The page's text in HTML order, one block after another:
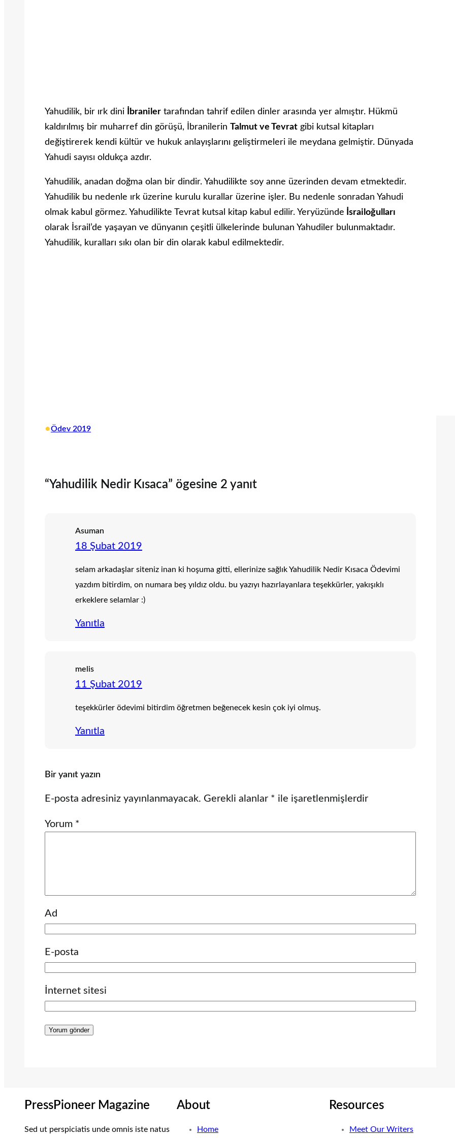
Yahudilik, bir ırk dini İbraniler tarafından tahrif edilen dinler arasında yer almıştır. Hükmü
kaldırılmış bir muharref din görüşü, İbranilerin Talmut ve Tevrat gibi kutsal kitapları
değiştirerek kendi kültür ve hukuk anlayışlarını geliştirmeleri ile meydana gelmiştir. Dünyada
Yahudi sayısı oldukça azdır.
Yahudilik, anadan doğma olan bir dindir. Yahudilikte soy anne üzerinden devam etmektedir.
Yahudilik bu nedenle ırk üzerine kurulu kurallar üzerine işler. Bu nedenle sonradan Yahudi
olmak kabul görmez. Yahudilikte Tevrat kutsal kitap kabul edilir. Yeryüzünde İsrailoğulları
olarak İsrail’de yaşayan ve dünyanın çeşitli ülkelerinde bulunan Yahudiler bulunmaktadır.
Yahudilik, kuralları sıkı olan bir din olarak kabul edilmektedir.
•Ödev 2019
“Yahudilik Nedir Kısaca” ögesine 2 yanıt
Asuman
18 Şubat 2019
selam arkadaşlar siteniz inan ki hoşuma gitti, ellerinize sağlık Yahudilik Nedir Kısaca Ödevimi
yazdım bitirdim, on numara beş yıldız oldu. bu yazıyı hazırlayanlara teşekkürler, yakışıklı
erkeklere selamlar :)
Yanıtla
melis
11 Şubat 2019
teşekkürler ödevimi bitirdim öğretmen beğenecek kesin çok iyi olmuş.
Yanıtla
Bir yanıt yazın
E-posta adresiniz yayınlanmayacak. Gerekli alanlar * ile işaretlenmişlerdir
Yorum *
Ad
E-posta
İnternet sitesi
PressPioneer Magazine
Sed ut perspiciatis unde omnis iste natus
About
Home
Resources
Meet Our Writers